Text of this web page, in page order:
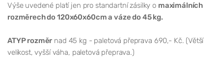
Výše uvedené platí jen pro standartní zásilky o maximálních
rozměrech do 120x60x60cm a váze do 45 kg.
ATYP rozměr nad 45 kg - paletová přeprava 690,- Kč. (Větší
velikost, vyšší váha, paletová přeprava.)